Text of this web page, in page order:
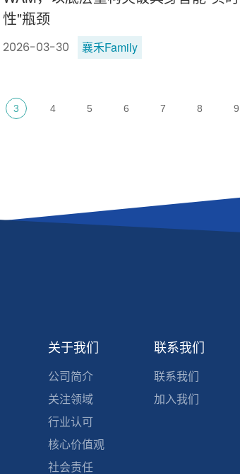
性"瓶颈
2026-03-30 襄禾Family
3 4 5 6 7 8 9
关于我们
公司简介
关注领域
行业认可
核心价值观
社会责任
联系我们
联系我们
加入我们